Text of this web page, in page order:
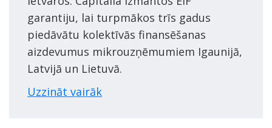
garantiju, lai turpmākos trīs gadus
piedāvātu kolektīvās finansēšanas
aizdevumus mikrouzņēmumiem Igaunijā,
Latvijā un Lietuvā.
Uzzināt vairāk